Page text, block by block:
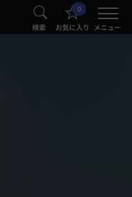
検索
0
お気に入り メニュー
®